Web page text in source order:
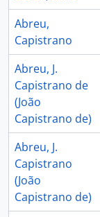
Abreu,
Capistrano
Abreu, J.
Capistrano de
(João
Capistrano de)
Abreu, J.
Capistrano
(João
Capistrano de)